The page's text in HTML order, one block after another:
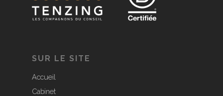
SUR LE SITE
Accueil
Cabinet